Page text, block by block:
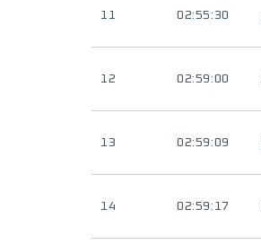
11 02:55:30
12 02:59:00
13 02:59:09
14 02:59:17